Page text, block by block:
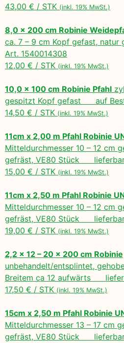
43,00 € / STK (inkl. 19% MwSt.)
8,0 x 200 cm Robinie
ca. 7 – 9 cm Kopf gefast,
Art. 1540014308
12,00 € / STK (inkl. 19% MwSt.)
10,0 x 100 cm Robinie Pfahl
gespitzt Kopf gefast auf
14,50 € / STK (inkl. 19% MwSt.)
11cm x 2,00 m Pfahl Robinie
Mitteldurchmesser 10 – 12 cm
gefräst, VE80 Stück lieferbar
15,00 € / STK (inkl. 19% MwSt.)
11cm x 2,50 m Pfahl Robinie
Mitteldurchmesser 10 – 12 cm
gefräst, VE80 Stück lieferbar
19,00 € / STK (inkl. 19% MwSt.)
2,2 x 12 – 20 x 200 cm Robinie
unbehandelt/entsplintet,
Breitem ca 12 aufwärts
17,50 € / STK (inkl. 19% MwSt.)
15cm x 2,50 m Pfahl Robinie
Mitteldurchmesser 13 – 17 cm
gefräst, VE80 Stück lieferbar